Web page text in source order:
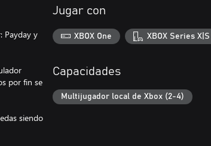
Payday y
por fin se
siendo
Jugar con
XBOX One XBOX Series X|S
Capacidades
Multijugador local de Xbox (2-4)